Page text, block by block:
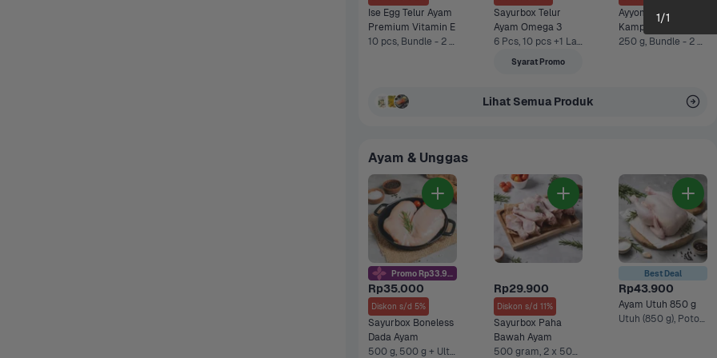
Ise Egg Telur Ayam
Premium Vitamin E
10 pcs, Bundle - 2 x 10 pcs*
Sayurbox Telur
Ayam Omega 3
6 Pcs, 10 pcs +1 Lainnya
Syarat Promo
Ayyomi Telur Ayam
Kampoeng Omega
250 g, Bundle - 2 x 250 g*
Lihat Semua Produk
Ayam & Unggas
Rp35.000
Diskon s/d 5%
Sayurbox Boneless
Dada Ayam
500 g, 500 g + Ultra Milk UHT Full Cream 750 ml +1 Lainnya
Rp29.900
Diskon s/d 11%
Sayurbox Paha
Bawah Ayam
500 gram, 2 x 500 gr
Best Deal
Rp43.900
Ayam Utuh 850 g
Utuh (850 g), Potong 8 +1 Lainnya
1/1